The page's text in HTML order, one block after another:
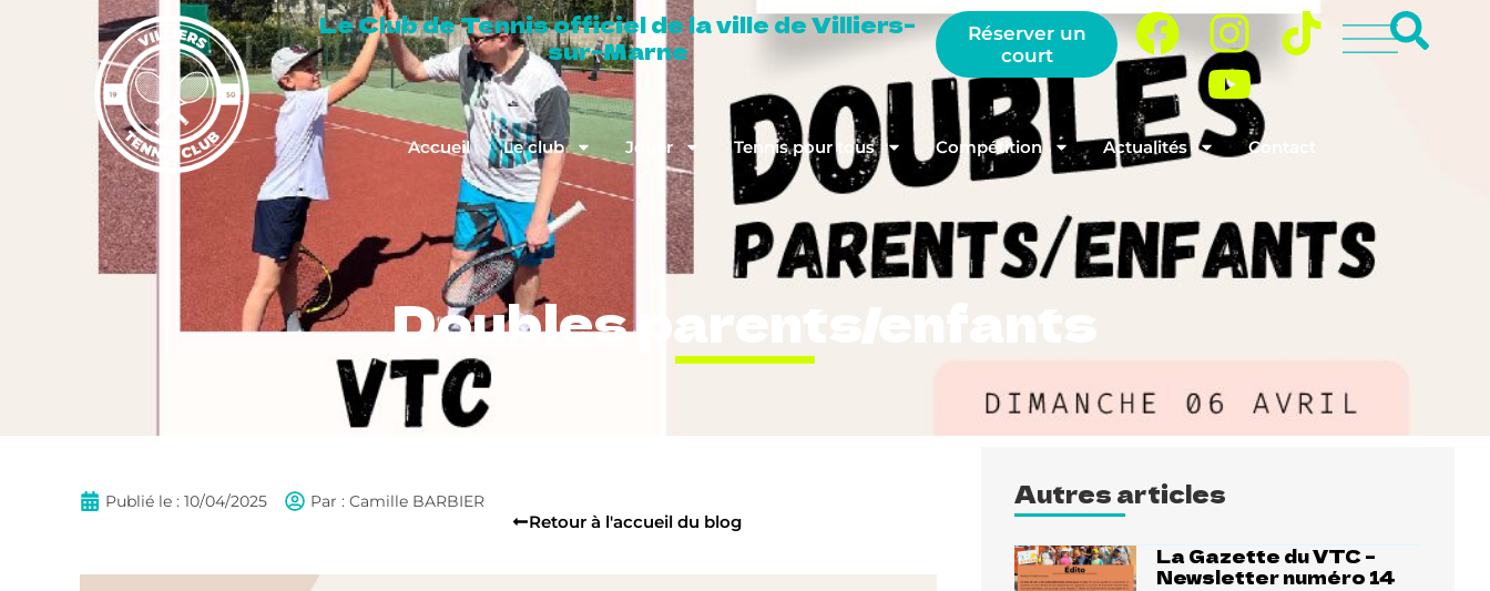
Le Club de Tennis officiel de la ville de Villiers-
sur-Marne
Réserver un
court
Accueil Le club Jouer Tennis pour tous Compétition Actualités Contact
Doubles parents/enfants
Publié le : 10/04/2025 Par : Camille BARBIER
Retour à l'accueil du blog
Autres articles
La Gazette du VTC –
Newsletter numéro 14